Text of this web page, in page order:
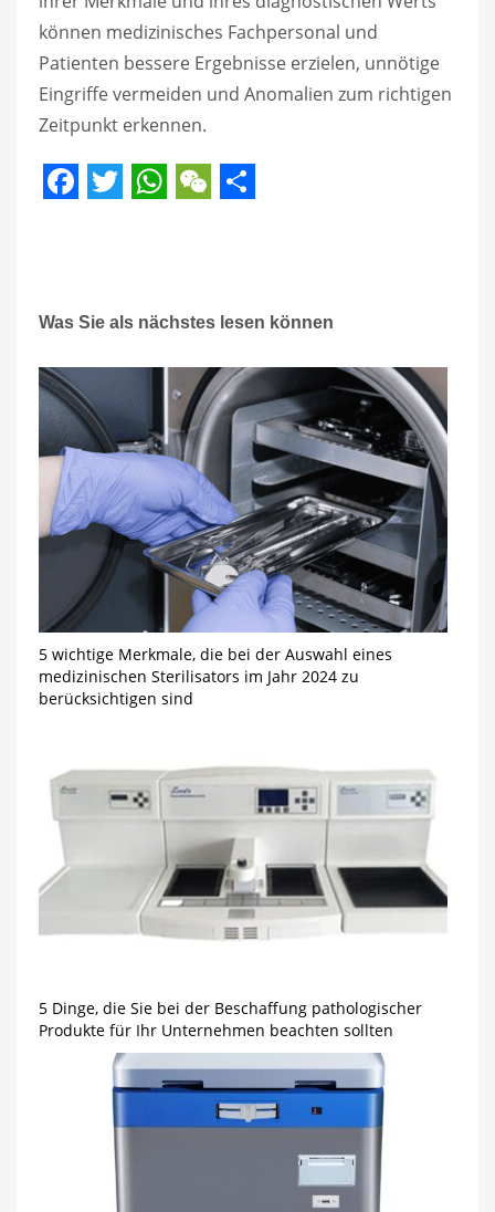
können medizinisches Fachpersonal und
Patienten bessere Ergebnisse erzielen, unnötige
Eingriffe vermeiden und Anomalien zum richtigen
Zeitpunkt erkennen.
Was Sie als nächstes lesen können
5 wichtige Merkmale, die bei der Auswahl eines
medizinischen Sterilisators im Jahr 2024 zu
berücksichtigen sind
5 Dinge, die Sie bei der Beschaffung pathologischer
Produkte für Ihr Unternehmen beachten sollten